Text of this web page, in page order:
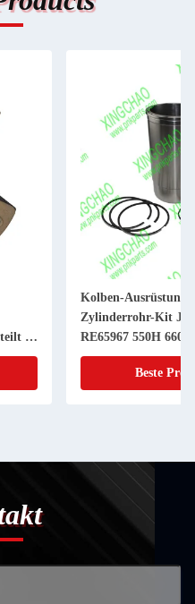
11
Kolben-Ausrüstung
Zylinderrohr-Kit JDs
RE65967 550H 6603
Powerthch Turbo
Beste